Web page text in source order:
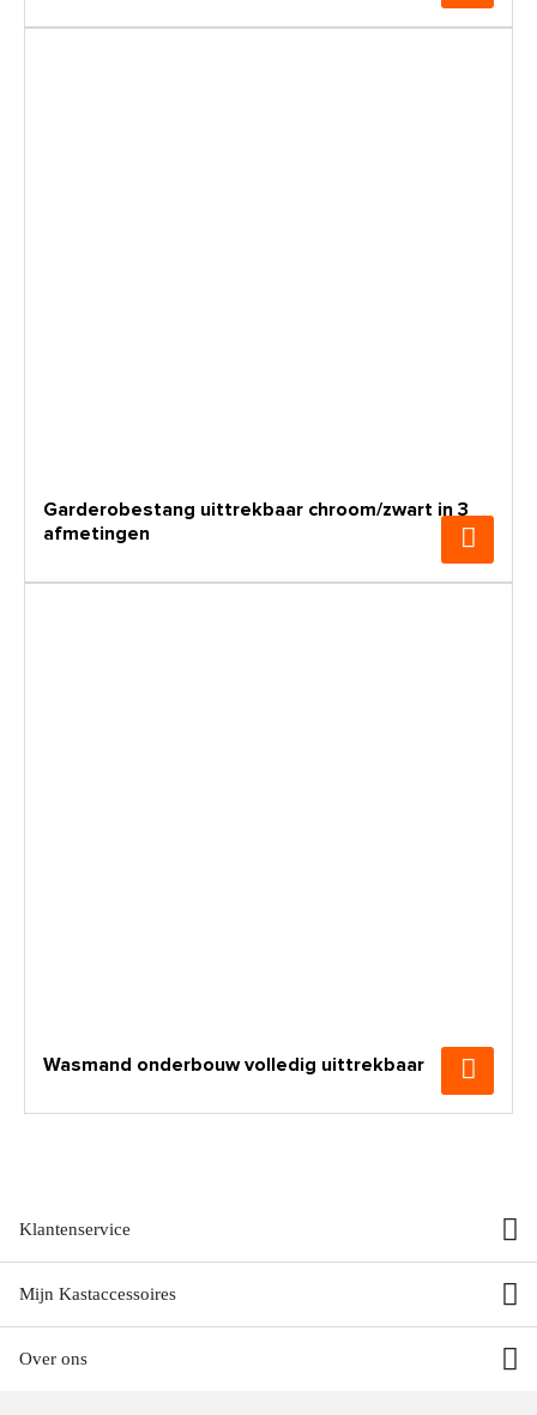
Garderobestang uittrekbaar chroom/zwart in 3
afmetingen
Wasmand onderbouw volledig uittrekbaar
Klantenservice
Mijn Kastaccessoires
Over ons